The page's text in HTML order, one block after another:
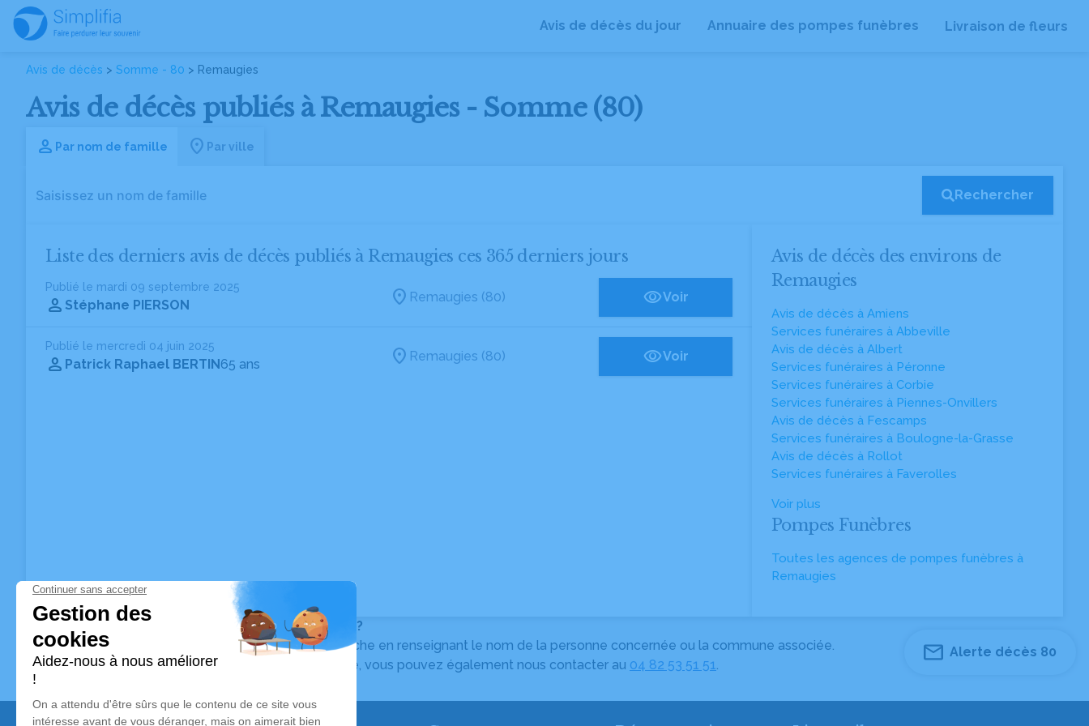
Avis de décès du jour Annuaire des pompes funèbres Livraison de fleurs
Avis de décès > Somme - 80 > Remaugies
Avis de décès publiés à Remaugies - Somme (80)
Par nom de famille Par ville
Rechercher
Liste des derniers avis de décès publiés à Remaugies ces 365 derniers jours
Publié le mardi 09 septembre 2025
Stéphane PIERSON
Remaugies (80) Voir
Publié le mercredi 04 juin 2025
Patrick Raphael BERTIN65 ans
Remaugies (80) Voir
Avis de décès des environs de
Remaugies
Avis de décès à Amiens
Services funéraires à Abbeville
Avis de décès à Albert
Services funéraires à Péronne
Services funéraires à Corbie
Services funéraires à Piennes-Onvillers
Avis de décès à Fescamps
Services funéraires à Boulogne-la-Grasse
Avis de décès à Rollot
Services funéraires à Faverolles
Voir plus
Pompes Funèbres
Toutes les agences de pompes funèbres à
Remaugies
Vous ne trouvez pas l’avis de décès recherché ?
Pour affiner votre recherche, utilisez la barre de recherche en renseignant le nom de la personne concernée ou la commune associée.
Pour toute question relative au fonctionnement du site, vous pouvez également nous contacter au 04 82 53 51 51.
Alerte décès 80